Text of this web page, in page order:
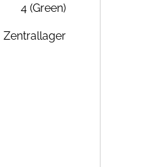
4 (Green)
Zentrallager